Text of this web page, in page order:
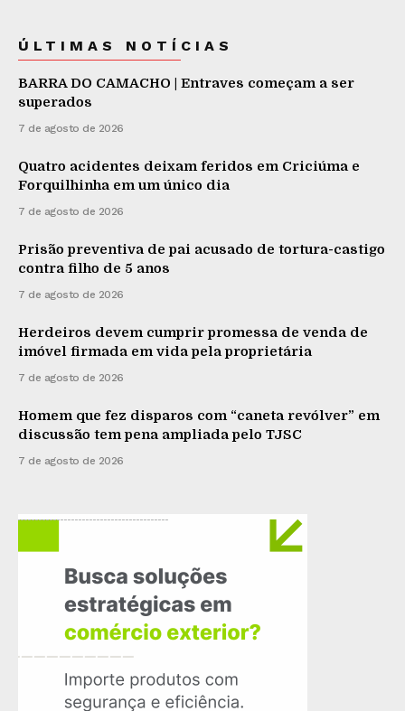
ÚLTIMAS NOTÍCIAS
BARRA DO CAMACHO | Entraves começam a ser
superados
7 de agosto de 2026
Quatro acidentes deixam feridos em Criciúma e
Forquilhinha em um único dia
7 de agosto de 2026
Prisão preventiva de pai acusado de tortura-castigo
contra filho de 5 anos
7 de agosto de 2026
Herdeiros devem cumprir promessa de venda de
imóvel firmada em vida pela proprietária
7 de agosto de 2026
Homem que fez disparos com “caneta revólver” em
discussão tem pena ampliada pelo TJSC
7 de agosto de 2026